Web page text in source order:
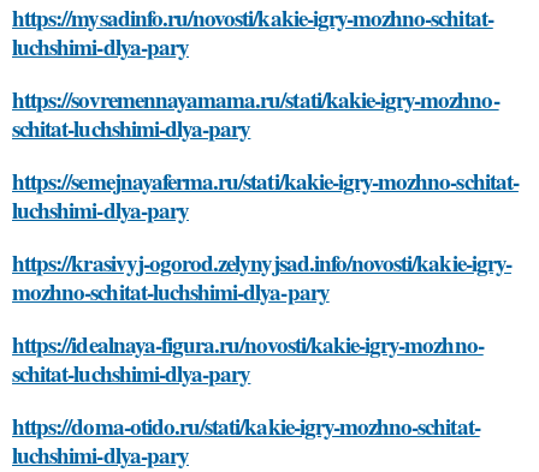
https://mysadinfo.ru/novosti/kakie-igry-mozhno-schitat-
luchshimi-dlya-pary
https://sovremennayamama.ru/stati/kakie-igry-mozhno-
schitat-luchshimi-dlya-pary
https://semejnayaferma.ru/stati/kakie-igry-mozhno-schitat-
luchshimi-dlya-pary
https://krasivyj-ogorod.zelynyjsad.info/novosti/kakie-igry-
mozhno-schitat-luchshimi-dlya-pary
https://idealnaya-figura.ru/novosti/kakie-igry-mozhno-
schitat-luchshimi-dlya-pary
https://doma-otido.ru/stati/kakie-igry-mozhno-schitat-
luchshimi-dlya-pary